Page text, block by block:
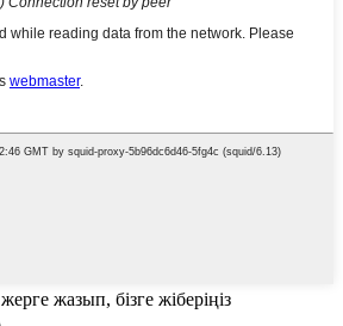
жазып, бізге жіберіңіз